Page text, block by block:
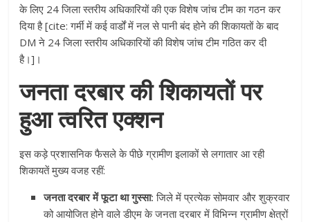
के लिए 24 जिला स्तरीय अधिकारियों की एक विशेष जांच टीम का गठन कर
दिया है [cite: गर्मी में कई वार्डों में नल से पानी बंद होने की शिकायतों के बाद
DM ने 24 जिला स्तरीय अधिकारियों की विशेष जांच टीम गठित कर दी
है।]।
जनता दरबार की शिकायतों पर
हुआ त्वरित एक्शन
इस कड़े प्रशासनिक फैसले के पीछे ग्रामीण इलाकों से लगातार आ रही
शिकायतें मुख्य वजह रहीं:
जनता दरबार में फूटा था गुस्सा: जिले में प्रत्येक सोमवार और शुक्रवार
को आयोजित होने वाले डीएम के जनता दरबार में विभिन्न ग्रामीण क्षेत्रों